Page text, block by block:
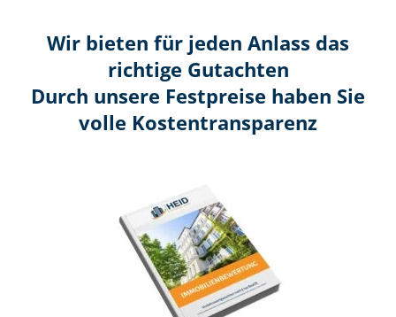
Wir bieten für jeden Anlass das
richtige Gutachten
Durch unsere Festpreise haben Sie
volle Kosten­transparenz